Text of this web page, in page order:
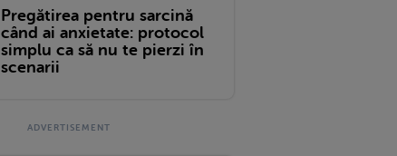
Pregătirea pentru sarcină
când ai anxietate: protocol
simplu ca să nu te pierzi în
scenarii